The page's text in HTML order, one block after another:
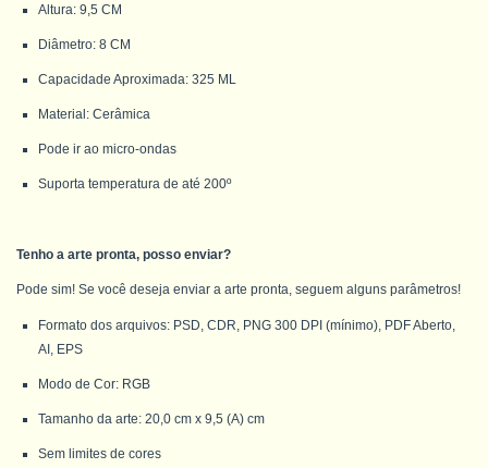
Altura: 9,5 CM
Diâmetro: 8 CM
Capacidade Aproximada: 325 ML
Material: Cerâmica
Pode ir ao micro-ondas
Suporta temperatura de até 200º
Tenho a arte pronta, posso enviar?
Pode sim! Se você deseja enviar a arte pronta, seguem alguns parâmetros!
Formato dos arquivos: PSD, CDR, PNG 300 DPI (mínimo), PDF Aberto,
AI, EPS
Modo de Cor: RGB
Tamanho da arte: 20,0 cm x 9,5 (A) cm
Sem limites de cores